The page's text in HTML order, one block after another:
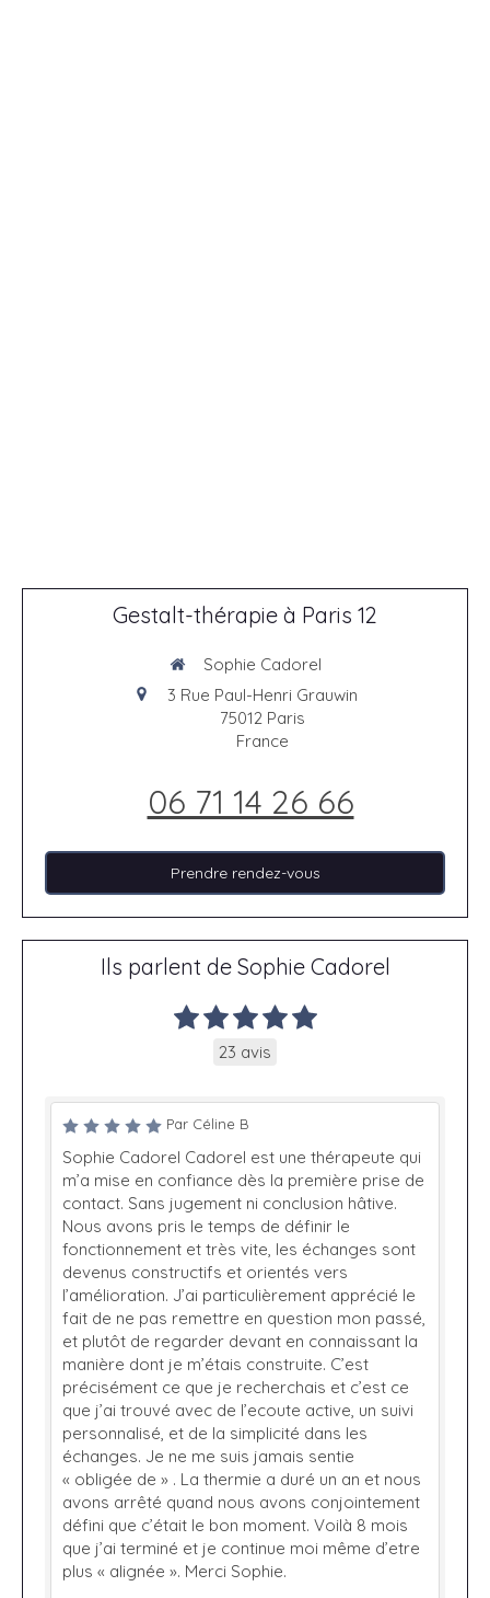
Gestalt-thérapie à Paris 12
Sophie Cadorel
3 Rue Paul-Henri Grauwin
75012 Paris
France
06 71 14 26 66
Prendre rendez-vous
Ils parlent de Sophie Cadorel
23 avis
Par Céline B
Sophie Cadorel Cadorel est une thérapeute qui
m’a mise en confiance dès la première prise de
contact. Sans jugement ni conclusion hâtive.
Nous avons pris le temps de définir le
fonctionnement et très vite, les échanges sont
devenus constructifs et orientés vers
l’amélioration. J’ai particulièrement apprécié le
fait de ne pas remettre en question mon passé,
et plutôt de regarder devant en connaissant la
manière dont je m’étais construite. C’est
précisément ce que je recherchais et c’est ce
que j’ai trouvé avec de l’ecoute active, un suivi
personnalisé, et de la simplicité dans les
échanges. Je ne me suis jamais sentie
« obligée de » . La thermie a duré un an et nous
avons arrêté quand nous avons conjointement
défini que c’était le bon moment. Voilà 8 mois
que j’ai terminé et je continue moi même d’etre
plus « alignée ». Merci Sophie.